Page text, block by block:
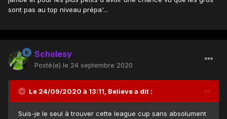
sont pas au top niveau prépa'...
Scholesy
Posté(e) le 24 septembre 2020
Le 24/09/2020 à 13:11, Believea dit :
Suis-je le seul à trouver cette league cup sans absolument